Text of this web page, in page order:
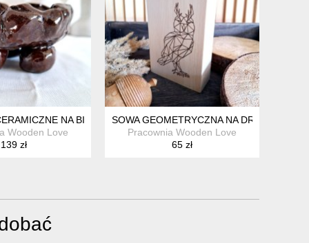
NA BIŻUTERIĘ
Wooden Love
139 zł
SOWA GEOMETRYCZNA NA DREWNIE
Pracownia Wooden Love
65 zł